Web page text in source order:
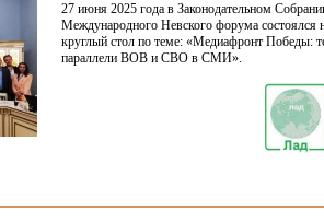
27 июня 2025 года в Законодательном
Международного Невского форума состоялся
круглый стол по теме: «Медиафронт Победы:
параллели ВОВ и СВО в СМИ».